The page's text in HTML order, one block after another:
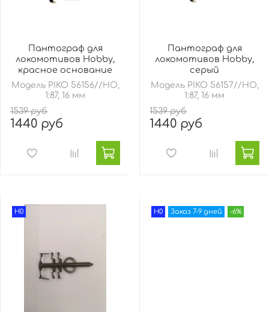
Пантограф для
локомотивов Hobby,
красное основание
Модель PIKO 56156//HO,
1:87, 16 мм
1539 руб
1440 руб
Пантограф для
локомотивов Hobby,
серый
Модель PIKO 56157//HO,
1:87, 16 мм
1539 руб
1440 руб
H0 H0 Заказ 7-9 дней -6%